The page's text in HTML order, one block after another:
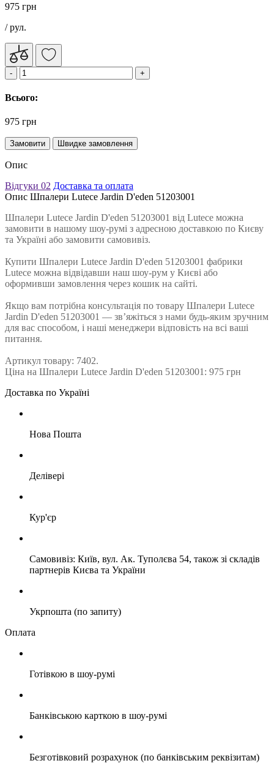
975 грн
/ рул.
Всього:
975 грн
Замовити Швидке замовлення
Опис
Відгуки 02 Доставка та оплата
Опис Шпалери Lutece Jardin D'eden 51203001
Шпалери Lutece Jardin D'eden 51203001 від Lutece можна
замовити в нашому шоу-румі з адресною доставкою по Києву
та Україні або замовити самовивіз.
Купити Шпалери Lutece Jardin D'eden 51203001 фабрики
Lutece можна відвідавши наш шоу-рум у Києві або
оформивши замовлення через кошик на сайті.
Якщо вам потрібна консультація по товару Шпалери Lutece
Jardin D'eden 51203001 — зв’яжіться з нами будь-яким зручним
для вас способом, і наші менеджери відповість на всі ваші
питання.
Артикул товару: 7402.
Ціна на Шпалери Lutece Jardin D'eden 51203001: 975 грн
Доставка по Україні
Нова Пошта
Делівері
Кур'єр
Самовивіз: Київ, вул. Ак. Туполєва 54, також зі складів
партнерів Києва та України
Укрпошта (по запиту)
Оплата
Готівкою в шоу-румі
Банківською карткою в шоу-румі
Безготівковий розрахунок (по банківським реквізитам)